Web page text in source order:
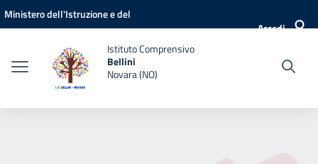
Vai ai contenuti
Vai al menu di navigazione
Vai al footer
Ministero dell'Istruzione e del
Accedi
Istituto Comprensivo
Bellini
Novara (NO)